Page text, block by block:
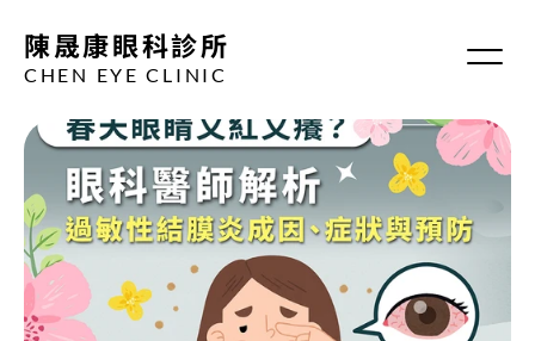
陳晟康眼科診所
CHEN EYE CLINIC